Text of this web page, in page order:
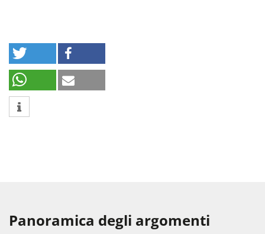
Panoramica degli argomenti